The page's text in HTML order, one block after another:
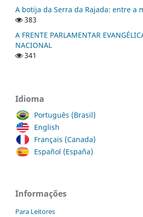
A botija da Serra da Rajada: entre a
383
A FRENTE PARLAMENTAR
NACIONAL
341
Idioma
Português (Brasil)
English
Français (Canada)
Español (España)
Informações
Para Leitores